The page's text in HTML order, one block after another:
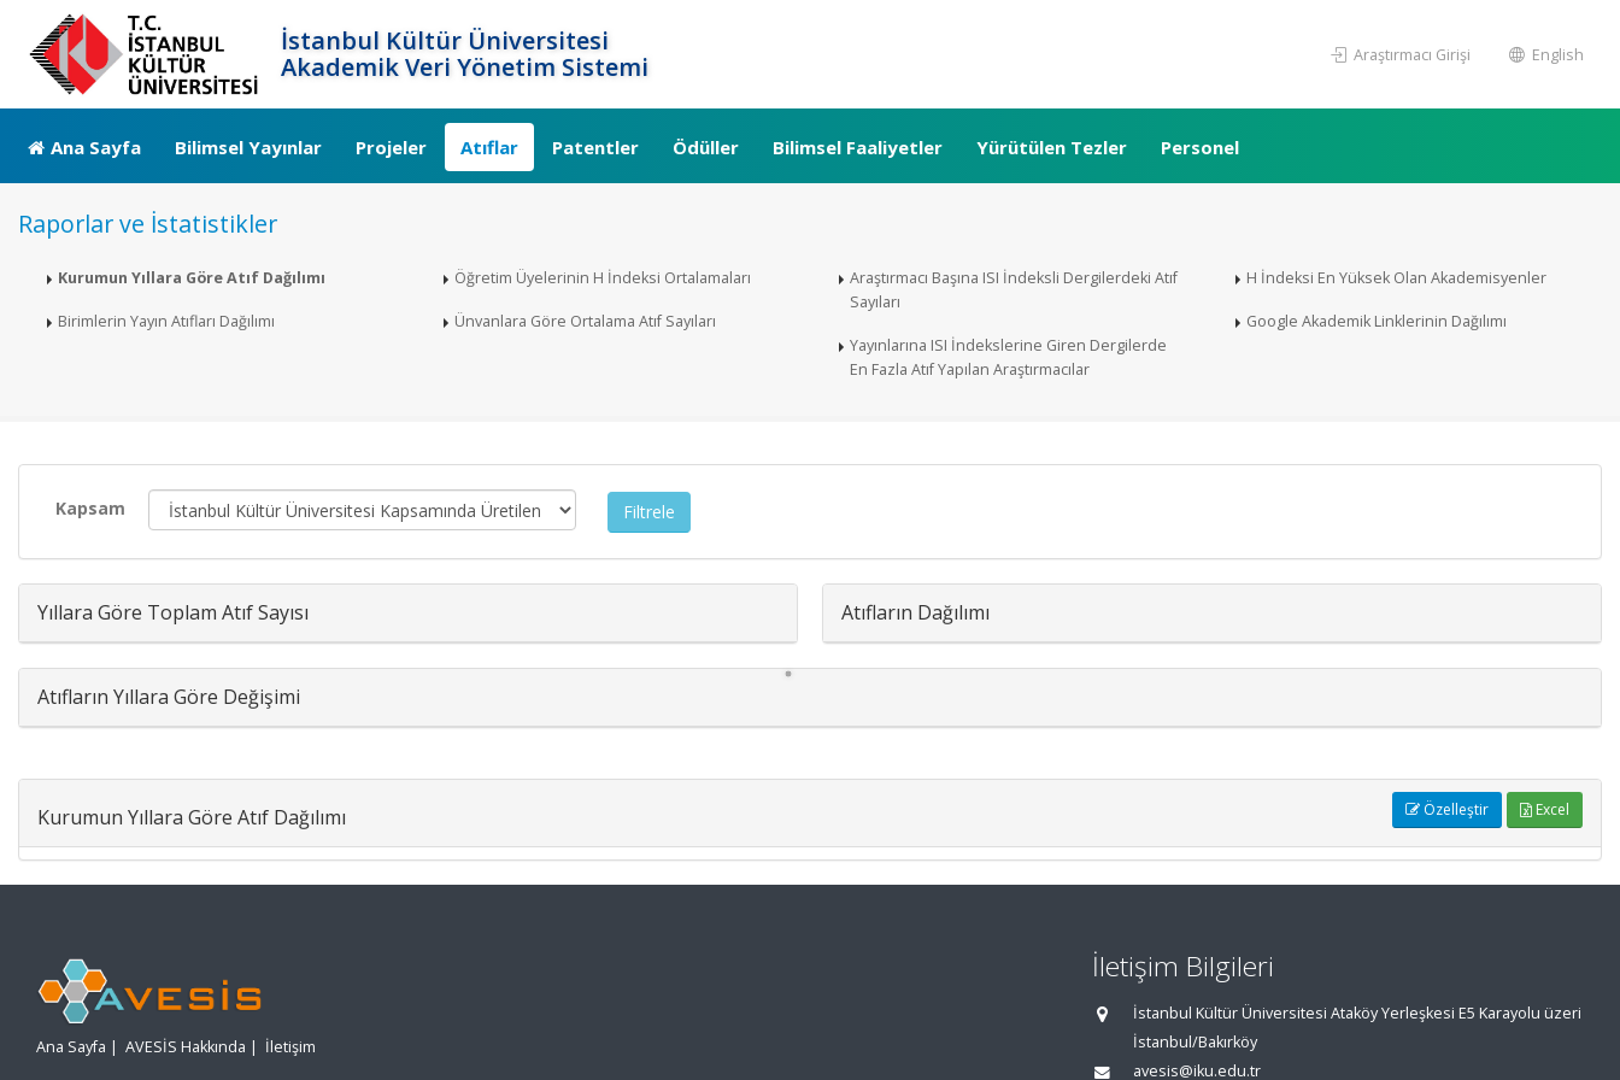
İstanbul Kültür Üniversitesi
Akademik Veri Yönetim Sistemi
Araştırmacı Girişi English
Ana Sayfa Bilimsel Yayınlar Projeler Atıflar Patentler Ödüller Bilimsel Faaliyetler Yürütülen Tezler Personel
Raporlar ve İstatistikler
Kurumun Yıllara Göre Atıf Dağılımı
Birimlerin Yayın Atıfları Dağılımı
Öğretim Üyelerinin H İndeksi Ortalamaları
Ünvanlara Göre Ortalama Atıf Sayıları
Araştırmacı Başına ISI İndeksli Dergilerdeki Atıf
Sayıları
Yayınlarına ISI İndekslerine Giren Dergilerde
En Fazla Atıf Yapılan Araştırmacılar
H İndeksi En Yüksek Olan Akademisyenler
Google Akademik Linklerinin Dağılımı
Kapsam
Yıllara Göre Toplam Atıf Sayısı
1000
2000
3000
Atıfların Dağılımı
ISI Dergilerindeki Atıflar
Ulusal Atıflar
Diğer Uluslararası Atıflar